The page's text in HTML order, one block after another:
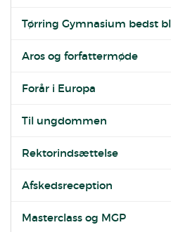
Tørring Gymnasium bedst
Aros og forfattermøde
Forår i Europa
Til ungdommen
Rektorindsættelse
Afskedsreception
Masterclass og MGP